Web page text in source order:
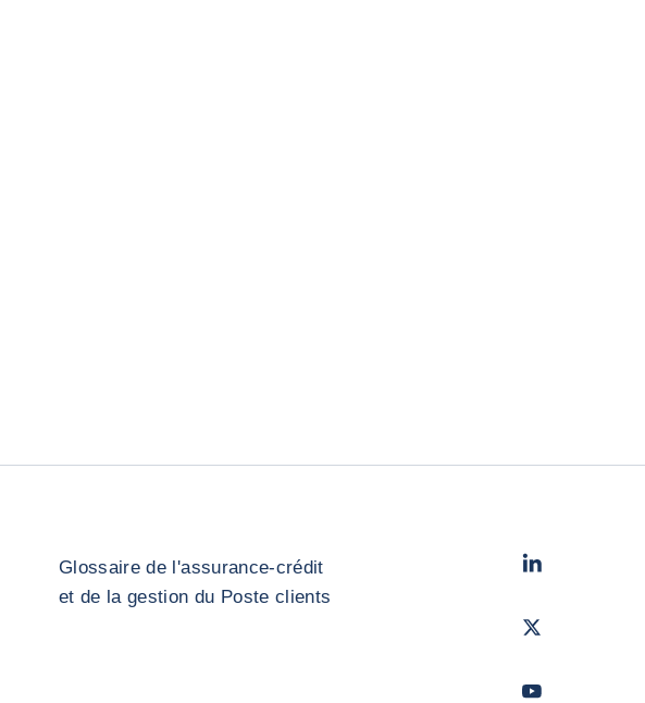
Glossaire de l'assurance-crédit
et de la gestion du Poste clients
LinkedIn
Twitter
Youtube